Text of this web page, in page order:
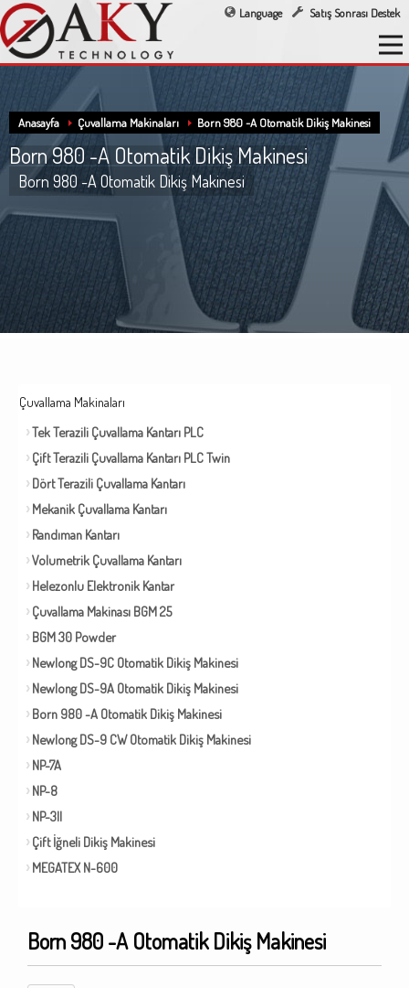
Language Satış Sonrası Destek
Anasayfa Çuvallama Makinaları Born 980 -A Otomatik Dikiş Makinesi
Born 980 -A Otomatik Dikiş Makinesi
Born 980 -A Otomatik Dikiş Makinesi
Çuvallama Makinaları
Tek Terazili Çuvallama Kantarı PLC
Çift Terazili Çuvallama Kantarı PLC Twin
Dört Terazili Çuvallama Kantarı
Mekanik Çuvallama Kantarı
Randıman Kantarı
Volumetrik Çuvallama Kantarı
Helezonlu Elektronik Kantar
Çuvallama Makinası BGM 25
BGM 30 Powder
Newlong DS-9C Otomatik Dikiş Makinesi
Newlong DS-9A Otomatik Dikiş Makinesi
Born 980 -A Otomatik Dikiş Makinesi
Newlong DS-9 CW Otomatik Dikiş Makinesi
NP-7A
NP-8
NP-3II
Çift İğneli Dikiş Makinesi
MEGATEX N-600
Born 980 -A Otomatik Dikiş Makinesi